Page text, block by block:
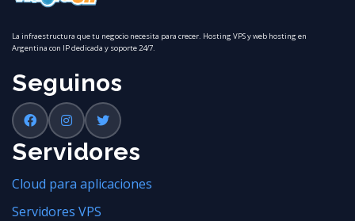
La infraestructura que tu negocio necesita para crecer. Hosting VPS y web hosting en
Argentina con IP dedicada y soporte 24/7.
Seguinos
Servidores
Cloud para aplicaciones
Servidores VPS